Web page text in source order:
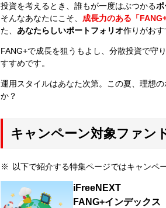
投資を考えるとき、誰もが一度はぶつかるポ
そんなあなたにこそ、 成長力のある「
た、 あなたらしいポートフォリオ作りがお
FANG+で成長を狙うもよし、分散投資で守
すすめです。
運用スタイルはあなた次第。この夏、理想
か？
キャンペーン対象ファン
以下で紹介する特集ページではキャンペ
iFreeNEXT
FANG+インデックス